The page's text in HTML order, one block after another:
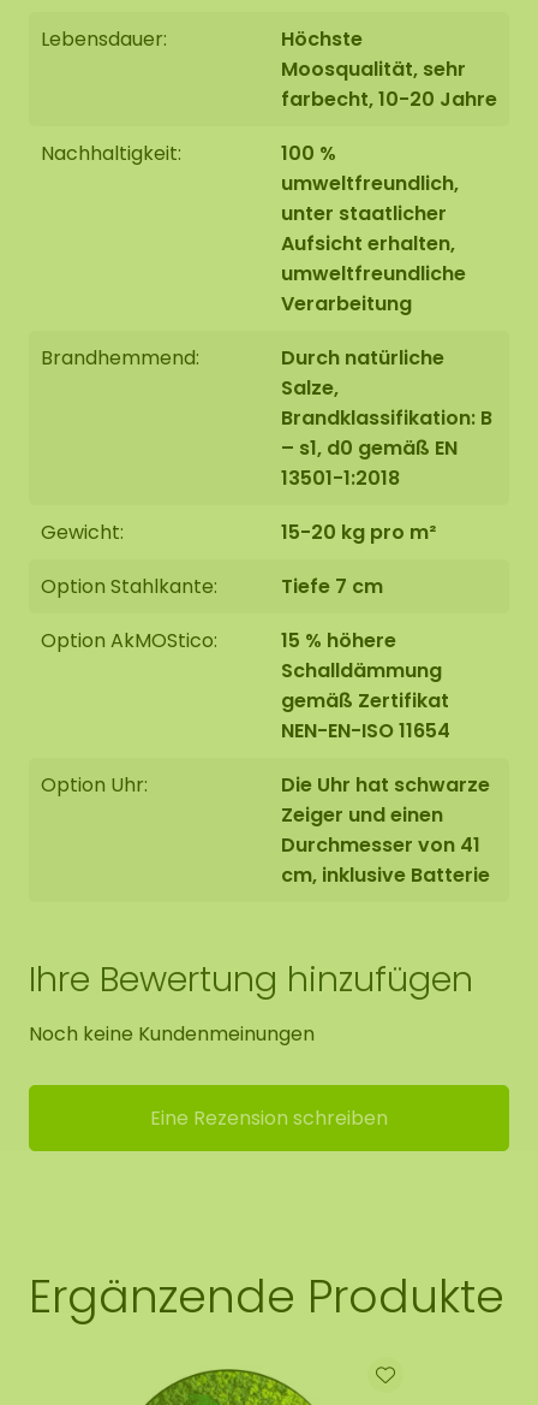
Lebensdauer:
Höchste
Moosqualität, sehr
farbecht, 10-20 Jahre
Nachhaltigkeit:
100 %
umweltfreundlich,
unter staatlicher
Aufsicht erhalten,
umweltfreundliche
Verarbeitung
Brandhemmend:
Durch natürliche
Salze,
Brandklassifikation: B
– s1, d0 gemäß EN
13501-1:2018
Gewicht:
15-20 kg pro m²
Option Stahlkante:
Tiefe 7 cm
Option AkMOStico:
15 % höhere
Schalldämmung
gemäß Zertifikat
NEN-EN-ISO 11654
Option Uhr:
Die Uhr hat schwarze
Zeiger und einen
Durchmesser von 41
cm, inklusive Batterie
Ihre Bewertung hinzufügen
Noch keine Kundenmeinungen
Eine Rezension schreiben
Ergänzende Produkte